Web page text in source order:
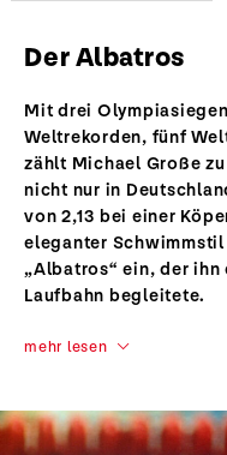
Der Albatros
Mit drei
Weltrekorden, fünf
zählt Michael Große
nicht nur in
von 2,13 bei einer
eleganter
„Albatros“ ein, der ihn
Laufbahn begleitete.
mehr lesen
Prof. Dr. Michael Groß